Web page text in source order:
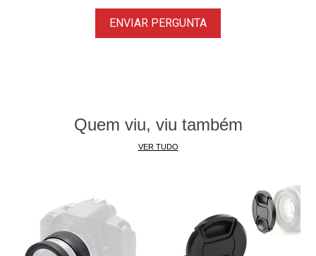
ENVIAR PERGUNTA
Quem viu, viu também
VER TUDO